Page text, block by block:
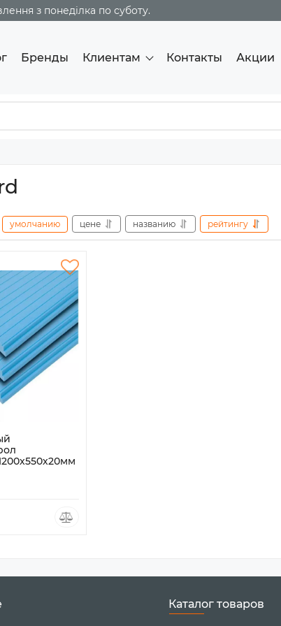
з понеділка по суботу.
Бренды Клиентам Контакты Акции
умолчанию цене названию рейтингу
Каталог товаров